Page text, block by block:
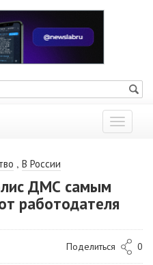
Показать
меню
, В России
ДМС самым
работодателя
Поделиться 0